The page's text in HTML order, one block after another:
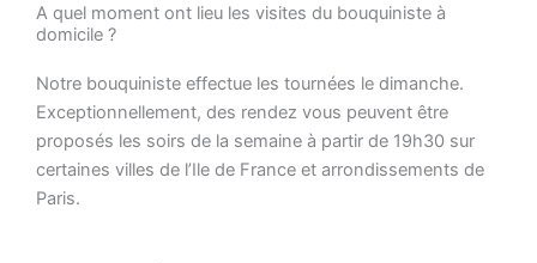
A quel moment ont lieu les visites du bouquiniste à
domicile ?
Notre bouquiniste effectue les tournées le dimanche.
Exceptionnellement, des rendez vous peuvent être
proposés les soirs de la semaine à partir de 19h30 sur
certaines villes de l’Ile de France et arrondissements de
Paris.